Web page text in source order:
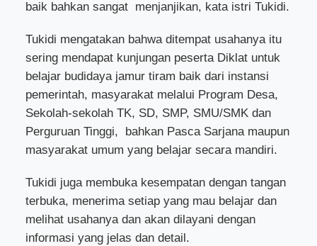
baik bahkan sangat menjanjikan, kata istri Tukidi.
Tukidi mengatakan bahwa ditempat usahanya itu
sering mendapat kunjungan peserta Diklat untuk
belajar budidaya jamur tiram baik dari instansi
pemerintah, masyarakat melalui Program Desa,
Sekolah-sekolah TK, SD, SMP, SMU/SMK dan
Perguruan Tinggi,
bahkan Pasca Sarjana maupun
masyarakat umum yang belajar secara mandiri.
Tukidi juga membuka kesempatan dengan tangan
terbuka, menerima setiap yang mau belajar dan
melihat usahanya dan akan dilayani dengan
informasi yang jelas dan detail.